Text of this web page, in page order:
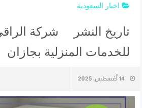
اخبار السعودية
تاريخ النشر شركة
للخدمات المنزلية بجازان
14 أغسطس، 2025